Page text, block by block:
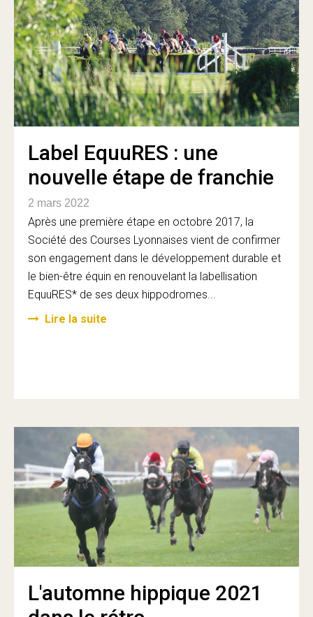
Label EquuRES : une
nouvelle étape de franchie
2 mars 2022
Après une première étape en octobre 2017, la
Société des Courses Lyonnaises vient de confirmer
son engagement dans le développement durable et
le bien-être équin en renouvelant la labellisation
EquuRES* de ses deux hippodromes...
Lire la suite
L'automne hippique 2021